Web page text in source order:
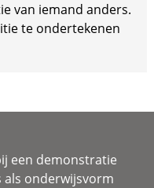
van iemand anders.
te ondertekenen
een demonstratie
als onderwijsvorm